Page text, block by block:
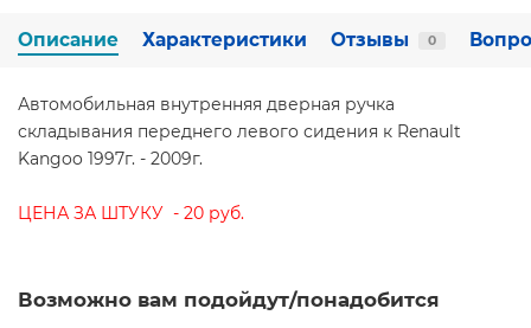
Описание Характеристики Отзывы 0
Автомобильная внутренняя дверная ручка
складывания переднего левого сидения к Renault
Kangoo 1997г. - 2009г.
ЦЕНА ЗА ШТУКУ - 20 руб.
Возможно вам подойдут/понадобится